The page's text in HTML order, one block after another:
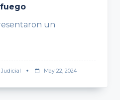
un
May 22, 2024